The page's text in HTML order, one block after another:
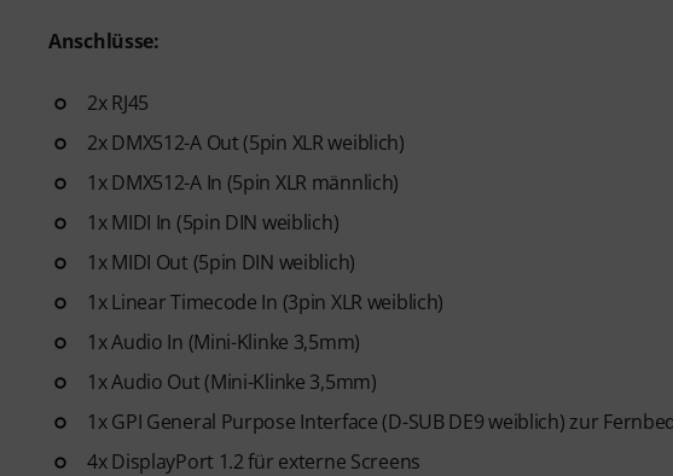
Anschlüsse:
2x RJ45
2x DMX512-A Out (5pin XLR weiblich)
1x DMX512-A In (5pin XLR männlich)
1x MIDI In (5pin DIN weiblich)
1x MIDI Out (5pin DIN weiblich)
1x Linear Timecode In (3pin XLR weiblich)
1x Audio In (Mini-Klinke 3,5mm)
1x Audio Out (Mini-Klinke 3,5mm)
1x GPI General Purpose Interface (D-SUB DE9 weiblich) zur
4x DisplayPort 1.2 für externe Screens